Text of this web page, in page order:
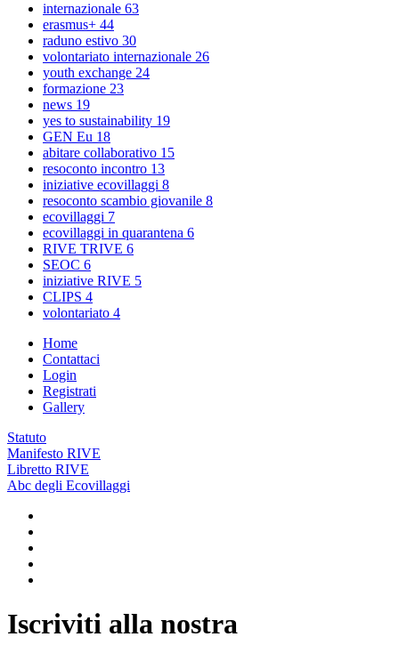
internazionale 63
erasmus+ 44
raduno estivo 30
volontariato internazionale 26
youth exchange 24
formazione 23
news 19
yes to sustainability 19
GEN Eu 18
abitare collaborativo 15
resoconto incontro 13
iniziative ecovillaggi 8
resoconto scambio giovanile 8
ecovillaggi 7
ecovillaggi in quarantena 6
RIVE TRIVE 6
SEOC 6
iniziative RIVE 5
CLIPS 4
volontariato 4
Home
Contattaci
Login
Registrati
Gallery
Statuto
Manifesto RIVE
Libretto RIVE
Abc degli Ecovillaggi
Iscriviti alla nostra